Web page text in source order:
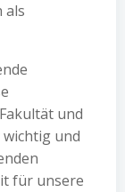
als
und
und
für unsere